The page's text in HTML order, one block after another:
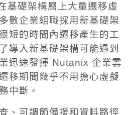
基礎架構層上大量遷移虛
數企業組職採用新基礎架
短的時間內遷移產生的工
導入新基礎架構可能遇到
迅速發揮 Nutanix 企業雲
移期間幾乎不用擔心虛擬
中斷。
、可調節備援和資料路徑